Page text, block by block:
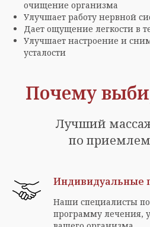
очищение организма
Улучшает работу нервной
Дает ощущение легкости в
Улучшает настроение и
усталости
Почему
Лучший
по
Индивидуальные
Наши специалисты
программу лечения,